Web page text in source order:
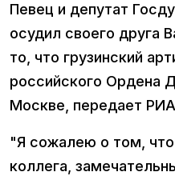
Певец и депутат
осудил своего друга
то, что грузинский
российского Ордена
Москве, передает
"Я сожалею о том,
коллега,